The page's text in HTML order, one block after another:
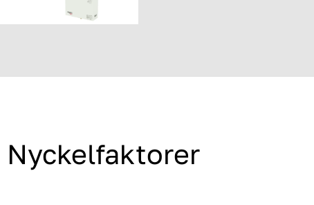
Nyckelfaktorer